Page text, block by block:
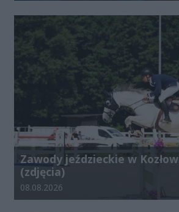
Zawody jeździeckie w
(zdjęcia)
Data dodania galerii:
08.08.2026